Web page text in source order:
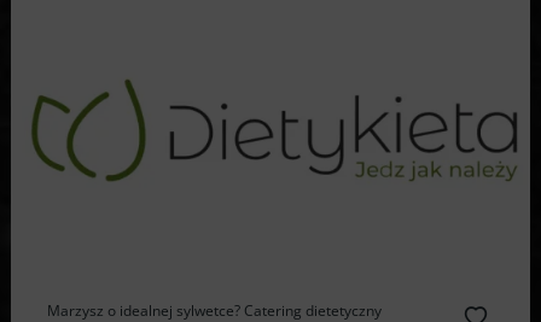
Marzysz o idealnej sylwetce? Catering dietetyczny